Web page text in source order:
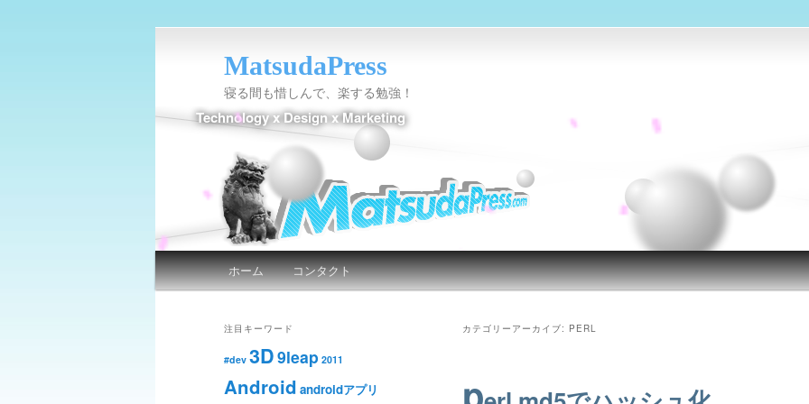
MatsudaPress
寝る間も惜しんで、楽する勉強！
Technology x Design x Marketing
メインメニュー
メインコンテンツへ移動
サブコンテンツへ移動
ホーム コンタクト
カテゴリーアーカイブ: PERL
注目キーワード
#dev 3D9leap 2011
Android androidアプリ